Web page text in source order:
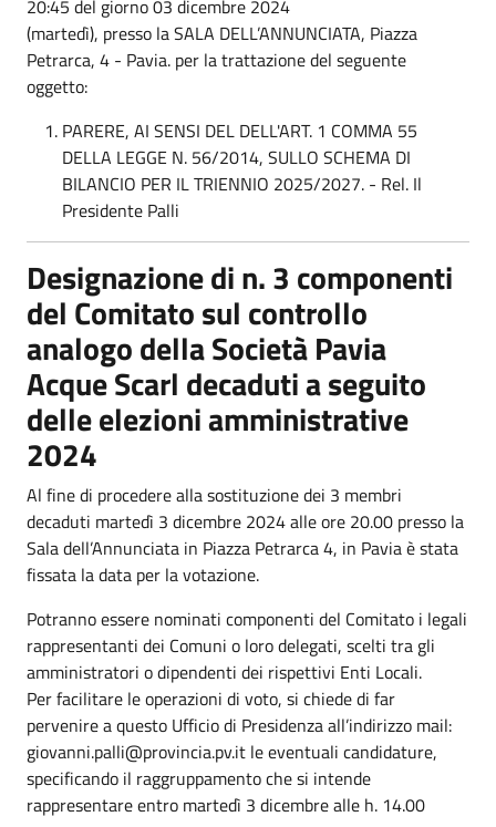
20:45 del giorno 03 dicembre 2024
(martedì), presso la SALA DELL’ANNUNCIATA, Piazza
Petrarca, 4 - Pavia. per la trattazione del seguente
oggetto:
PARERE, AI SENSI DEL DELL'ART. 1 COMMA 55
DELLA LEGGE N. 56/2014, SULLO SCHEMA DI
BILANCIO PER IL TRIENNIO 2025/2027. - Rel. Il
Presidente Palli
Designazione di n. 3 componenti
del Comitato sul controllo
analogo della Società Pavia
Acque Scarl decaduti a seguito
delle elezioni amministrative
2024
Al fine di procedere alla sostituzione dei 3 membri
decaduti martedì 3 dicembre 2024 alle ore 20.00 presso la
Sala dell’Annunciata in Piazza Petrarca 4, in Pavia è stata
fissata la data per la votazione.
Potranno essere nominati componenti del Comitato i legali
rappresentanti dei Comuni o loro delegati, scelti tra gli
amministratori o dipendenti dei rispettivi Enti Locali.
Per facilitare le operazioni di voto, si chiede di far
pervenire a questo Ufficio di Presidenza all’indirizzo mail:
giovanni.palli@provincia.pv.it le eventuali candidature,
specificando il raggruppamento che si intende
rappresentare entro martedì 3 dicembre alle h. 14.00